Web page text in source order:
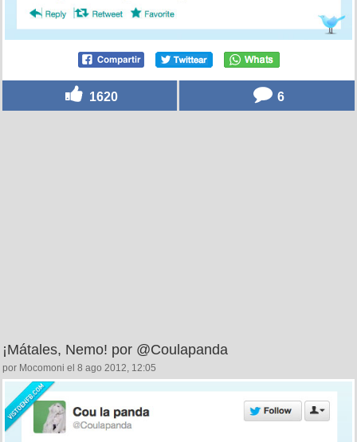
1620 6
¡Mátales, Nemo! por @Coulapanda
por Mocomoni el 8 ago 2012, 12:05